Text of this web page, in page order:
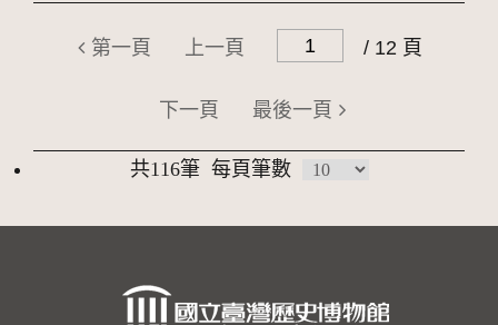
第一頁 上一頁 / 12 頁
下一頁 最後一頁
共116筆 每頁筆數